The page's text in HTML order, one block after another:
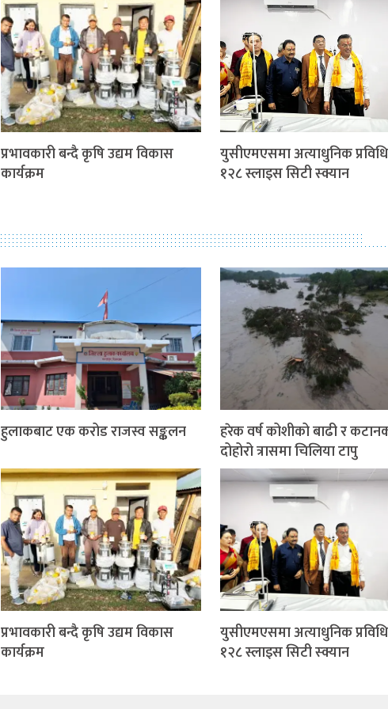
प्रभावकारी बन्दै कृषि उद्यम विकास
कार्यक्रम
युसीएमएसमा अत्याधुनिक
१२८ स्लाइस सिटी स्क्यान
हुलाकबाट एक करोड राजस्व सङ्कलन
हरेक वर्ष कोशीको बाढी र
दोहोरो त्रासमा चिलिया टापु
प्रभावकारी बन्दै कृषि उद्यम विकास
कार्यक्रम
युसीएमएसमा अत्याधुनिक
१२८ स्लाइस सिटी स्क्यान